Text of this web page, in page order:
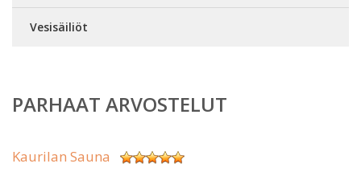
Vesisäiliöt
PARHAAT ARVOSTELUT
Kaurilan Sauna